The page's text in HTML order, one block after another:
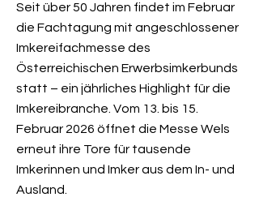
Seit über 50 Jahren findet im Februar
die Fachtagung mit angeschlossener
Imkereifachmesse des
Österreichischen Erwerbsimkerbunds
statt – ein jährliches Highlight für die
Imkereibranche. Vom 13. bis 15.
Februar 2026 öffnet die Messe Wels
erneut ihre Tore für tausende
Imkerinnen und Imker aus dem In- und
Ausland.